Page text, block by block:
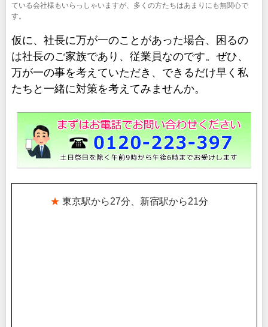
ている会社様もいらっしゃいますが、多くの方たちはあまりにも無関心で
す。
仮に、社長に万が一のことがあった場合、困るの
は社長のご家族であり、従業員なのです。ぜひ、
万が一の事を考えていただき、できるだけ早く私
たちと一緒に対策を考えてみませんか。
★ 東京駅から27分、新宿駅から21分